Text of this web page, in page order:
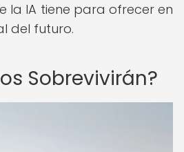
la IA tiene para ofrecer en
del futuro.
Sobrevivirán?